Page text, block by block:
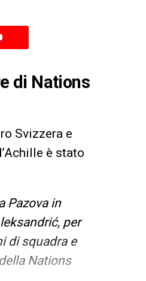
di Nations
Svizzera e
è stato
Pazova in
per
di squadra e
Nations